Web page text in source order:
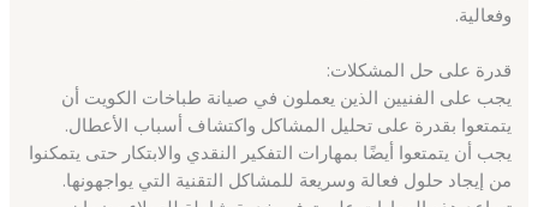
وفعالية.
قدرة على حل المشكلات:
يجب على الفنيين الذين يعملون في صيانة طباخات الكويت أن
يتمتعوا بقدرة على تحليل المشاكل واكتشاف أسباب الأعطال.
يجب أن يتمتعوا أيضًا بمهارات التفكير النقدي والابتكار حتى يتمكنوا
من إيجاد حلول فعالة وسريعة للمشاكل التقنية التي يواجهونها.